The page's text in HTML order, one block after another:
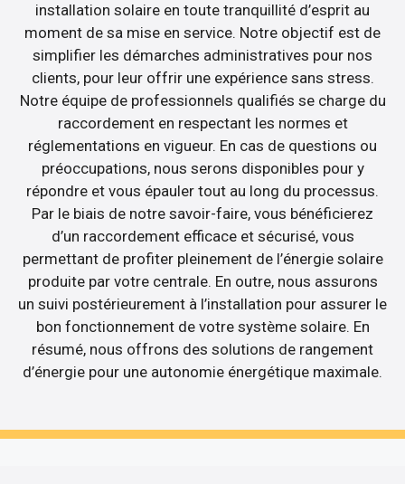
installation solaire en toute tranquillité d’esprit au
moment de sa mise en service. Notre objectif est de
simplifier les démarches administratives pour nos
clients, pour leur offrir une expérience sans stress.
Notre équipe de professionnels qualifiés se charge du
raccordement en respectant les normes et
réglementations en vigueur. En cas de questions ou
préoccupations, nous serons disponibles pour y
répondre et vous épauler tout au long du processus.
Par le biais de notre savoir-faire, vous bénéficierez
d’un raccordement efficace et sécurisé, vous
permettant de profiter pleinement de l’énergie solaire
produite par votre centrale. En outre, nous assurons
un suivi postérieurement à l’installation pour assurer le
bon fonctionnement de votre système solaire. En
résumé, nous offrons des solutions de rangement
d’énergie pour une autonomie énergétique maximale.